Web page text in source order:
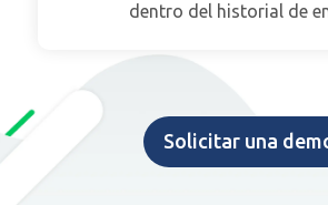
dentro del historial de
Solicitar una